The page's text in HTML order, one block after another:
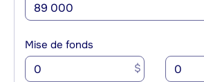
Mise de fonds
$